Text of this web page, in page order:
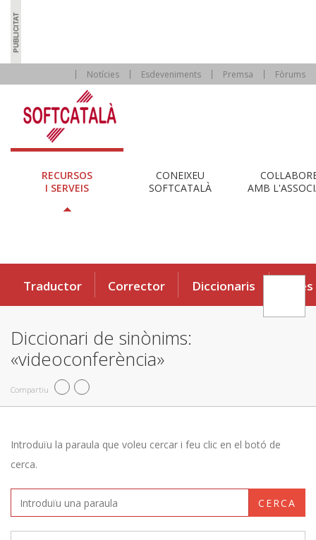
Notícies Esdeveniments Premsa Fòrums
RECURSOS
I SERVEIS
CONEIXEU
SOFTCATALÀ
AMB
Traductor Corrector Diccionaris Eines
Diccionari de sinònims:
«videoconferència»
Compartiu
Introduïu la paraula que voleu cercar i feu clic en el botó de
cerca.
CERCA